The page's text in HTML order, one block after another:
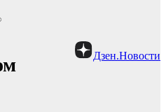
Дзен.Новости